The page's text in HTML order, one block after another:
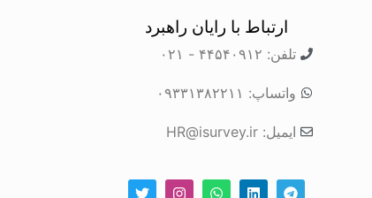
ارتباط با رایان راهبرد
تلفن: ۴۴۵۴۰۹۱۲ - ۰۲۱
واتساپ: ۰۹۳۳۱۳۸۲۲۱۱
ایمیل: HR@isurvey.ir